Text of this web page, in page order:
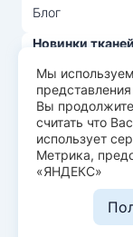
Блог
Новинки тканей
Распродажа
Лидеры продаж
© Арт Текс —
Пользовательское
Политика
Разработка сайта —
Мы
Вы
считать что
использует
Метрика,
«ЯНДЕКС»